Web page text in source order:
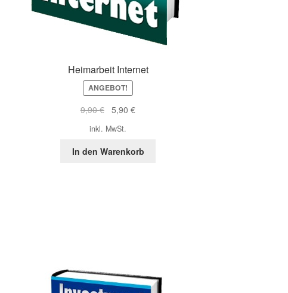
Heimarbeit Internet
ANGEBOT!
9,90€
Ursprünglicher
war:
9,90 €
5,90€Aktueller
5,90 €.
inkl. MwSt.
In den Warenkorb